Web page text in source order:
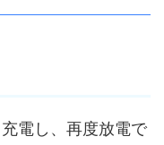
電し、再度放電で